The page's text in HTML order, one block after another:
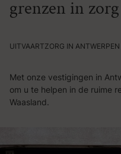
UITVAARTZORG IN
grenzen in
Met onze vestigingen in
om u te helpen in de ruime
Waasland.